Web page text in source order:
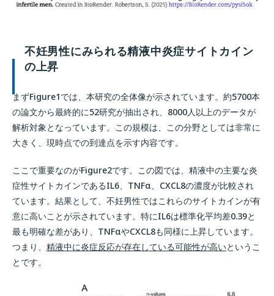
不妊男性にみられる精液中炎症サイトカイン
の上昇
まずFigure1では、本研究の全体像が示されています。約5700本
の論文から最終的に52研究が抽出され、8000人以上のデータが
解析対象となっています。この規模は、この分野としては非常に
大きく、現時点での到達点を示す内容です。
ここで重要なのがFigure2です。この図では、精液中の主要な炎
症性サイトカインであるIL6、TNFα、CXCL8の濃度が比較され
ています。結果として、不妊男性ではこれらのサイトカインが有
意に高いことが示されています。特にIL6は標準化平均差0.39と
最も明確な差があり、TNFαやCXCL8も同様に上昇しています。
つまり、 精液中に炎症反応が存在している可能性が高いというこ
とです。